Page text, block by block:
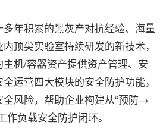
年积累的黑灰产对抗经验、海量
顶尖实验室持续研发的新技术，
机/容器资产提供资产管理、安
运营四大模块的安全防护功能，
风险，帮助企业构建从“预防→
负载安全防护闭环。